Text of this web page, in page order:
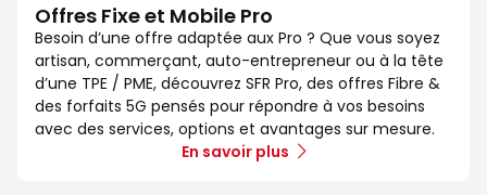
Offres Fixe et Mobile Pro
Besoin d’une offre adaptée aux Pro ? Que vous soyez
artisan, commerçant, auto-entrepreneur ou à la tête
d’une TPE / PME, découvrez SFR Pro, des offres Fibre &
des forfaits 5G pensés pour répondre à vos besoins
avec des services, options et avantages sur mesure.
En savoir plus